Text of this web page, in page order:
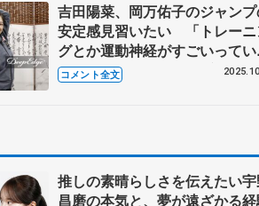
吉田陽菜、岡万佑子のジャン
安定感見習いたい 「トレーニ
グとか運動神経がすごいって
のが」 【GP中国杯一夜明け
コメント全文
推しの素晴らしさを伝えたい
昌磨の本気と、夢が遠ざかる